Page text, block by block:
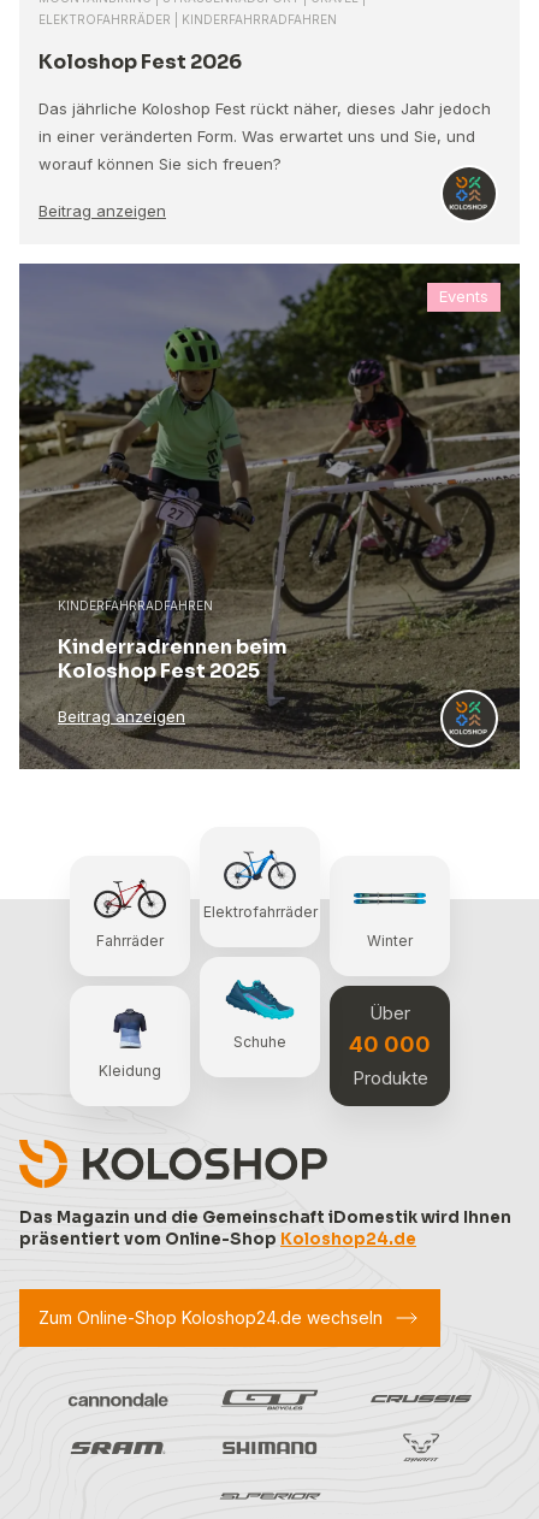
ELEKTROFAHRRÄDER | KINDERFAHRRADFAHREN
Koloshop Fest 2026
Das jährliche Koloshop Fest rückt näher, dieses Jahr jedoch
in einer veränderten Form. Was erwartet uns und Sie, und
worauf können Sie sich freuen?
Beitrag anzeigen
Events
KINDERFAHRRADFAHREN
Kinderradrennen beim
Koloshop Fest 2025
Beitrag anzeigen
Das Magazin und die Gemeinschaft iDomestik wird Ihnen
präsentiert vom Online-Shop Koloshop24.de
Fahrräder
Elektrofahrräder
Winter
Kleidung
Schuhe
Über
40 000
Produkte
Zum Online-Shop Koloshop24.de wechseln